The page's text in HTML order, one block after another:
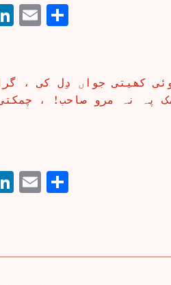
LinkedIn
EmailShare
کھیتی جواں دِل کی ،
پہ نہ مرو صاحب! ،
LinkedIn
EmailShare